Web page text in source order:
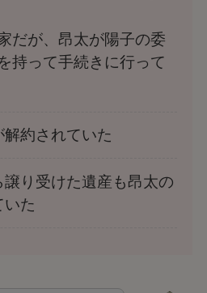
だが、昂太が陽子の委
持って手続きに行って
約されていた
り受けた遺産も昂太の
いた